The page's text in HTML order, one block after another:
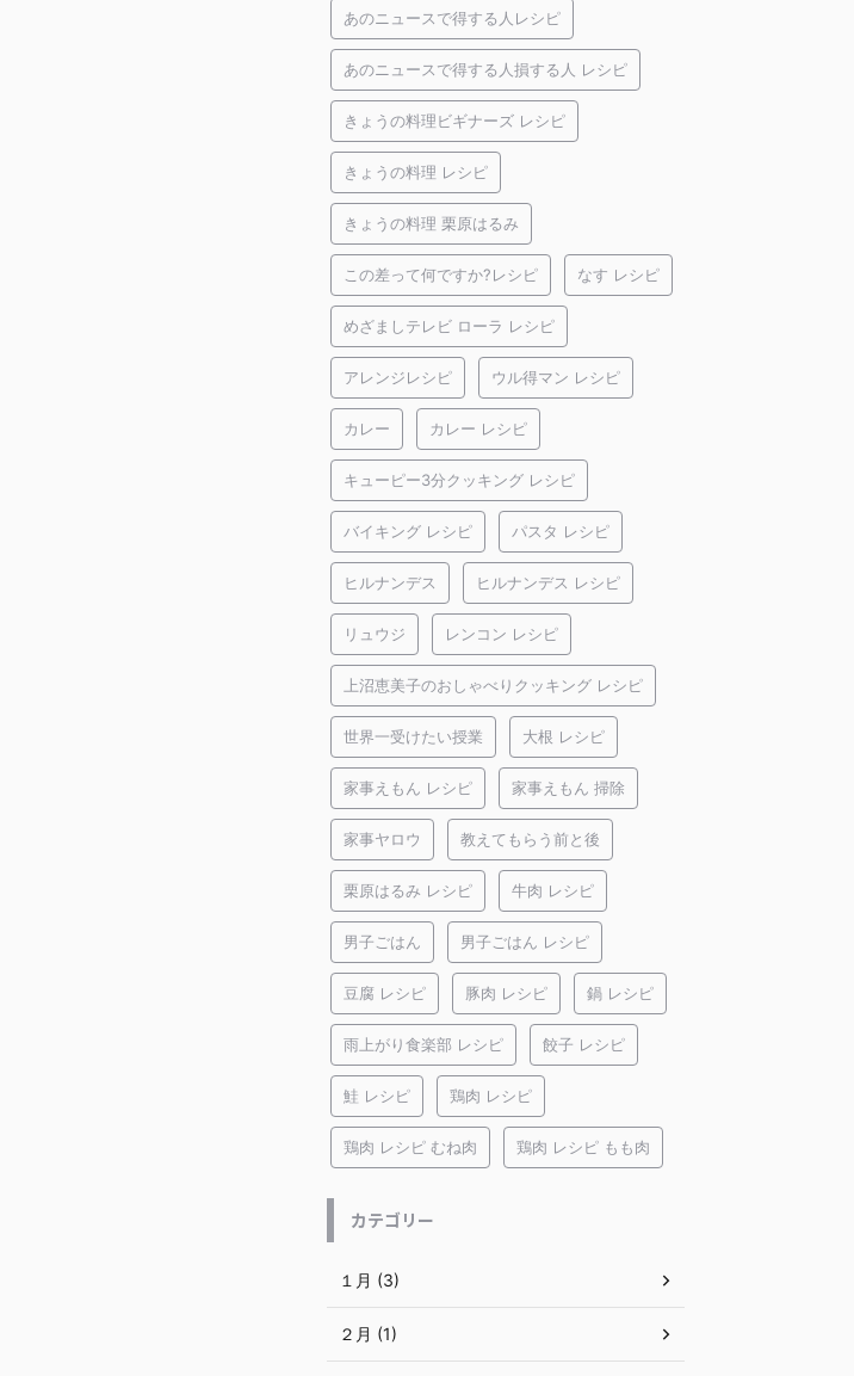
あのニュースで得する人レシピ
あのニュースで得する人損する人 レシピ
きょうの料理ビギナーズ レシピ
きょうの料理 レシピ
きょうの料理 栗原はるみ
この差って何ですか?レシピ なす レシピ
めざましテレビ ローラ レシピ
アレンジレシピ ウル得マン レシピ
カレー カレー レシピ
キューピー3分クッキング レシピ
バイキング レシピ パスタ レシピ
ヒルナンデス ヒルナンデス レシピ
リュウジ レンコン レシピ
上沼恵美子のおしゃべりクッキング レシピ
世界一受けたい授業 大根 レシピ
家事えもん レシピ 家事えもん 掃除
家事ヤロウ 教えてもらう前と後
栗原はるみ レシピ 牛肉 レシピ
男子ごはん 男子ごはん レシピ
豆腐 レシピ 豚肉 レシピ 鍋 レシピ
雨上がり食楽部 レシピ 餃子 レシピ
鮭 レシピ 鶏肉 レシピ
鶏肉 レシピ むね肉 鶏肉 レシピ もも肉
カテゴリー
１月 (3)
２月 (1)